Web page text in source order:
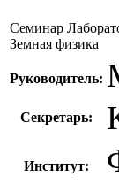
Семинар
Земная физика
Руководитель:
Секретарь:
Институт: